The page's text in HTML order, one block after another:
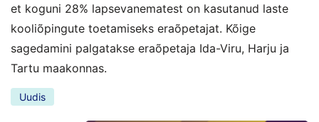
et koguni 28% lapsevanematest on kasutanud laste
kooliõpingute toetamiseks eraõpetajat. Kõige
sagedamini palgatakse eraõpetaja Ida-Viru, Harju ja
Tartu maakonnas.
Uudis